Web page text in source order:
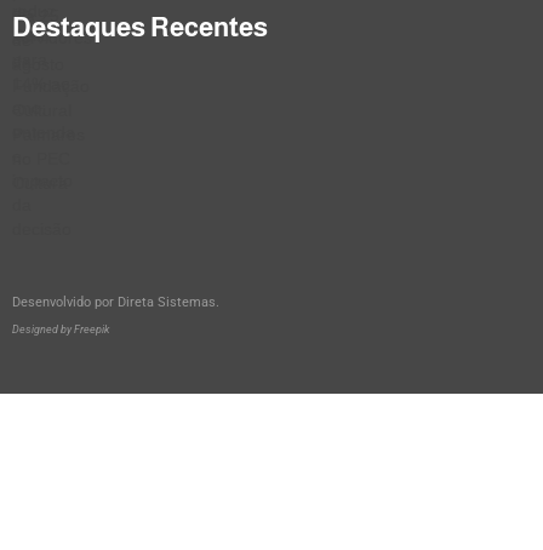
Destaques Recentes
Desenvolvido por Direta Sistemas
Designed by Freepik